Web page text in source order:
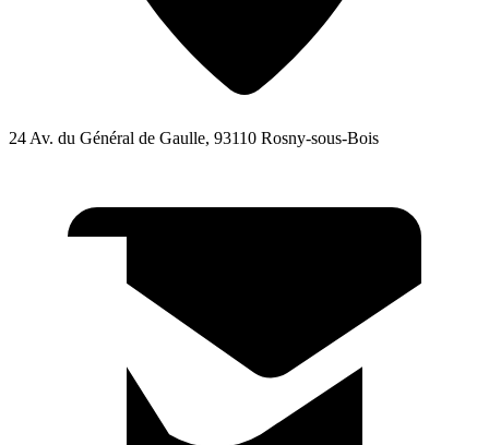
24 Av. du Général de Gaulle, 93110 Rosny-sous-Bois